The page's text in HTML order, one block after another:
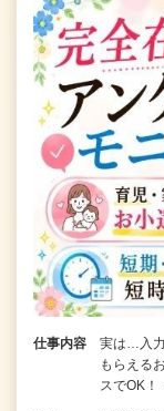
仕事内容
実は…入
もらえる
スでOK